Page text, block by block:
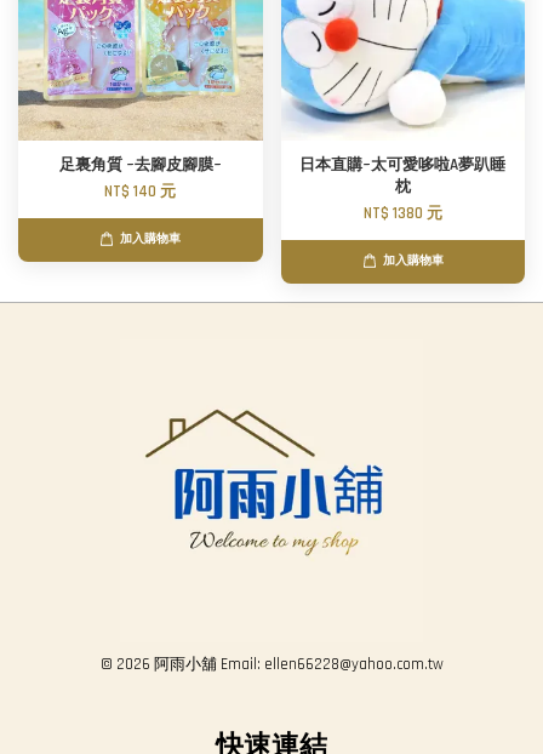
足裏角質 ~去腳皮腳膜~
NT$ 140 元
加入購物車
日本直購~太可愛哆啦A夢趴睡
枕
NT$ 1380 元
加入購物車
© 2026 阿雨小舖 Email: ellen66228@yahoo.com.tw